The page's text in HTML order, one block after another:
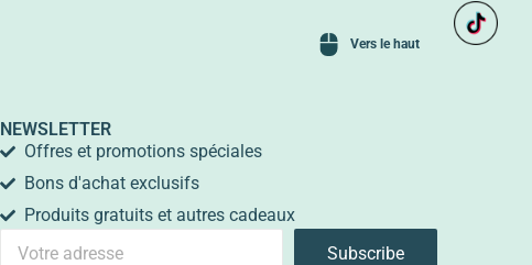
Vers le haut
NEWSLETTER
Offres et promotions spéciales
Bons d'achat exclusifs
Produits gratuits et autres cadeaux
Subscribe